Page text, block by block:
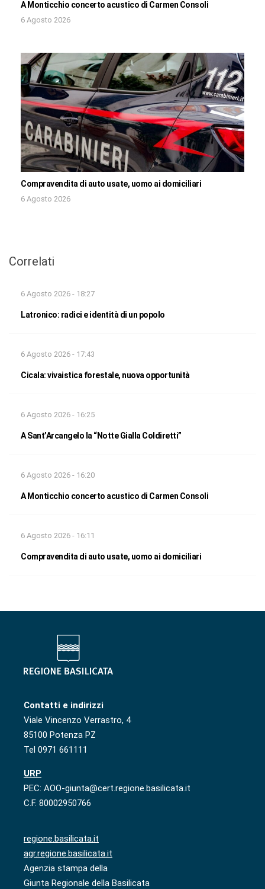
A Monticchio concerto acustico di Carmen Consoli
6 Agosto 2026
Compravendita di auto usate, uomo ai domiciliari
6 Agosto 2026
Correlati
6 Agosto 2026 - 18:27
Latronico: radici e identità di un popolo
6 Agosto 2026 - 17:43
Cicala: vivaistica forestale, nuova opportunità
6 Agosto 2026 - 16:25
A Sant’Arcangelo la “Notte Gialla Coldiretti”
6 Agosto 2026 - 16:20
A Monticchio concerto acustico di Carmen Consoli
6 Agosto 2026 - 16:11
Compravendita di auto usate, uomo ai domiciliari
Contatti e indirizzi
Viale Vincenzo Verrastro, 4
85100 Potenza PZ
Tel 0971 661111
URP
PEC: AOO-giunta@cert.regione.basilicata.it
C.F. 80002950766
regione.basilicata.it
agr.regione.basilicata.it
Agenzia stampa della
Giunta Regionale della Basilicata